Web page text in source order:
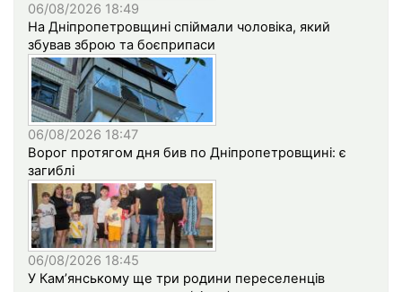
06/08/2026 18:49
На Дніпропетровщині спіймали чоловіка, який
збував зброю та боєприпаси
06/08/2026 18:47
Ворог протягом дня бив по Дніпропетровщині: є
загиблі
06/08/2026 18:45
У Кам’янському ще три родини переселенців